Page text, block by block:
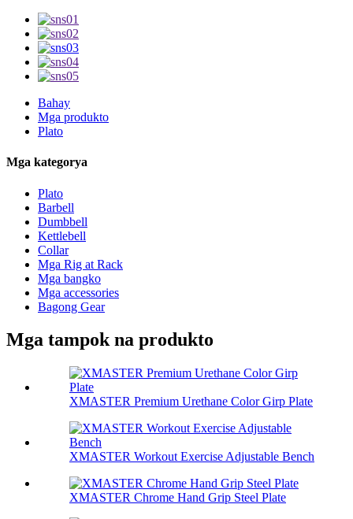
Bahay
Mga produkto
Plato
Mga kategorya
Plato
Barbell
Dumbbell
Kettlebell
Collar
Mga Rig at Rack
Mga bangko
Mga accessories
Bagong Gear
Mga tampok na produkto
XMASTER Premium Urethane Color Girp Plate
XMASTER Workout Exercise Adjustable Bench
XMASTER Chrome Hand Grip Steel Plate